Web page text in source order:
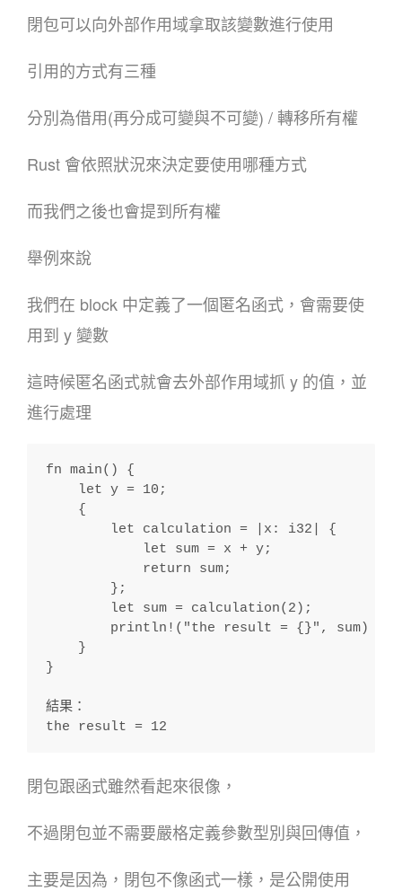
閉包可以向外部作用域拿取該變數進行使用
引用的方式有三種
分別為借用(再分成可變與不可變) / 轉移所有權
Rust 會依照狀況來決定要使用哪種方式
而我們之後也會提到所有權
舉例來說
我們在 block 中定義了一個匿名函式，會需要使
用到 y 變數
這時候匿名函式就會去外部作用域抓 y 的值，並
進行處理
fn main() {
    let y = 10;
    {
        let calculation = |x: i32| {
            let sum = x + y;
            return sum;
        };
        let sum = calculation(2);
        println!("the result = {}", sum)
    }
}
結果：
the result = 12
閉包跟函式雖然看起來很像，
不過閉包並不需要嚴格定義參數型別與回傳值，
主要是因為，閉包不像函式一樣，是公開使用